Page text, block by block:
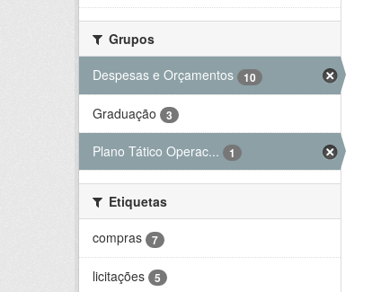
Grupos
Despesas e Orçamentos
10
Graduação 3
Plano Tático Operac... 1
Etiquetas
compras
7
licitações 5